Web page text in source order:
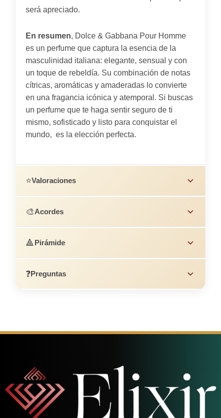
será apreciado.
En resumen, Dolce & Gabbana Pour Homme
es un perfume que captura la esencia de la
masculinidad italiana: elegante, sensual y con
un toque de rebeldía. Su combinación de notas
cítricas, aromáticas y amaderadas lo convierte
en una fragancia icónica y atemporal. Si buscas
un perfume que te haga sentir seguro de ti
mismo, sofisticado y listo para conquistar el
mundo, es la elección perfecta.
⭐Valoraciones
🎨Acordes
🔺Pirámide
❓Preguntas